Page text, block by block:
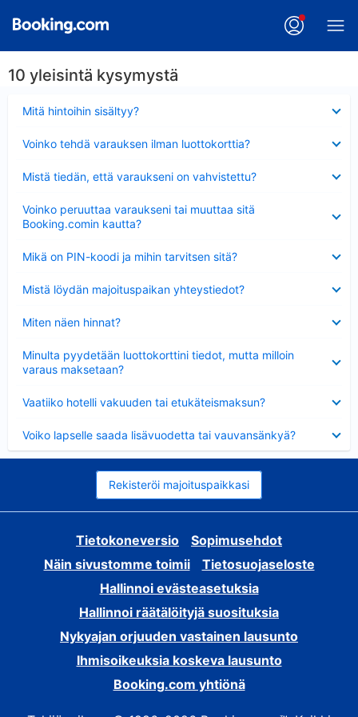
10 yleisintä kysymystä
Mitä hintoihin sisältyy?
Voinko tehdä varauksen ilman luottokorttia?
Mistä tiedän, että varaukseni on vahvistettu?
Voinko peruuttaa varaukseni tai muuttaa sitä
Booking.comin kautta?
Mikä on PIN-koodi ja mihin tarvitsen sitä?
Mistä löydän majoituspaikan yhteystiedot?
Miten näen hinnat?
Minulta pyydetään luottokorttini tiedot, mutta milloin
varaus maksetaan?
Vaatiiko hotelli vakuuden tai etukäteismaksun?
Voiko lapselle saada lisävuodetta tai vauvansänkyä?
Rekisteröi majoituspaikkasi
Tietokoneversio
Sopimusehdot
Näin sivustomme toimii
Tietosuojaseloste
Hallinnoi evästeasetuksia
Hallinnoi räätälöityjä suosituksia
Nykyajan orjuuden vastainen lausunto
Ihmisoikeuksia koskeva lausunto
Booking.com yhtiönä